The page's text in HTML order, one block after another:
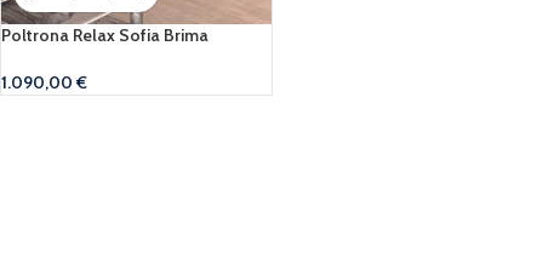
Poltrona Relax Sofia Brima
1.090,00€